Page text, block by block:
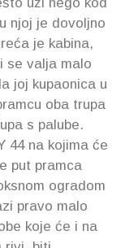
njoj je dovoljno
je kabina,
se valja malo
joj kupaonica u
oba trupa
s palube.
44 na kojima će
put pramca
ogradom
pravo malo
koje će i na